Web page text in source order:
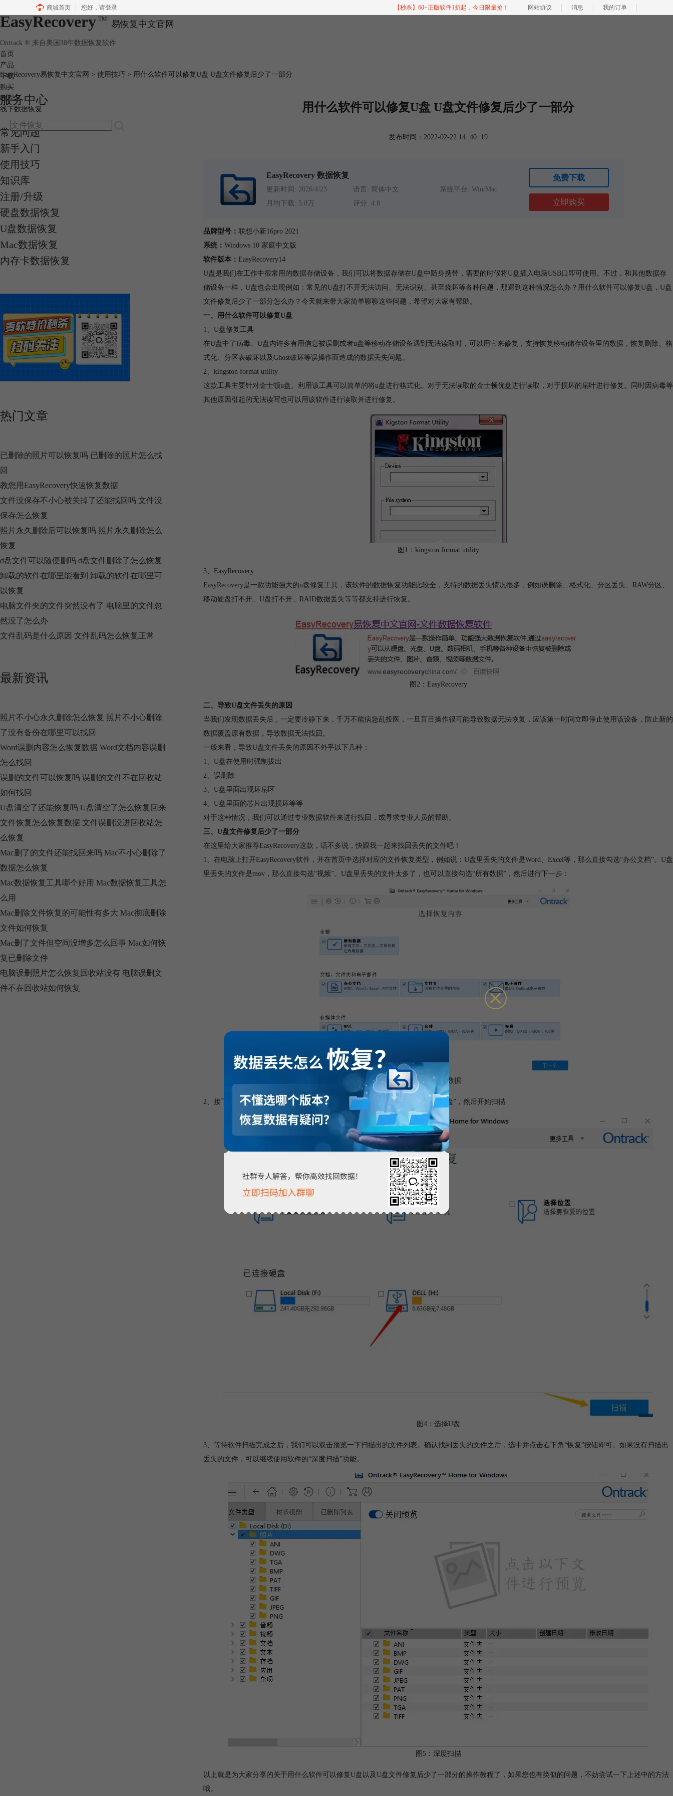
商城首页 您好， 请登录 【秒杀】60+正版软件1折起，今日限量抢！ 网站协议 消息 我的订单
EasyRecovery TM 易恢复中文官网
Ontrack ® 来自美国38年数据恢复软件
首页
产品
下载
购买
教程
线下数据恢复
EasyRecovery易恢复中文官网 > 使用技巧 > 用什么软件可以修复U盘 U盘文件修复后少了一部分
服务中心
常见问题
新手入门
使用技巧
知识库
注册/升级
硬盘数据恢复
U盘数据恢复
Mac数据恢复
内存卡数据恢复
热门文章
已删除的照片可以恢复吗 已删除的照片怎么找
回
教您用EasyRecovery快速恢复数据
文件没保存不小心被关掉了还能找回吗 文件没
保存怎么恢复
照片永久删除后可以恢复吗 照片永久删除怎么
恢复
d盘文件可以随便删吗 d盘文件删除了怎么恢复
卸载的软件在哪里能看到 卸载的软件在哪里可
以恢复
电脑文件夹的文件突然没有了 电脑里的文件忽
然没了怎么办
文件乱码是什么原因 文件乱码怎么恢复正常
最新资讯
照片不小心永久删除怎么恢复 照片不小心删除
了没有备份在哪里可以找回
Word误删内容怎么恢复数据 Word文档内容误删
怎么找回
误删的文件可以恢复吗 误删的文件不在回收站
如何找回
U盘清空了还能恢复吗 U盘清空了怎么恢复回来
文件恢复怎么恢复数据 文件误删没进回收站怎
么恢复
Mac删了的文件还能找回来吗 Mac不小心删除了
数据怎么恢复
Mac数据恢复工具哪个好用 Mac数据恢复工具怎
么用
Mac删除文件恢复的可能性有多大 Mac彻底删除
文件如何恢复
Mac删了文件但空间没增多怎么回事 Mac如何恢
复已删除文件
电脑误删照片怎么恢复回收站没有 电脑误删文
件不在回收站如何恢复
用什么软件可以修复U盘 U盘文件修复后少了一部分
发布时间：2022-02-22 14: 40: 19
EasyRecovery 数据恢复
更新时间: 2026/4/23 语言: 简体中文
系统平台: Win/Mac
月均下载: 5.8万
评分: 4.8
免费下载
立即购买
品牌型号： 联想小新16pro 2021
系统： Windows 10 家庭中文版
软件版本： EasyRecovery14
U盘是我们在工作中很常用的数据存储设备，我们可以将数据存储在U盘中随身携带，需要的时候将U盘插入电脑USB口即可使用。不过，和其他数据存
储设备一样，U盘也会出现例如：常见的U盘打不开无法访问、无法识别、甚至烧坏等各种问题，那遇到这种情况怎么办？用什么软件可以修复U盘，U盘
文件修复后少了一部分怎么办？今天就来带大家简单聊聊这些问题，希望对大家有帮助。
一、用什么软件可以修复U盘
1、U盘修复工具
在U盘中了病毒、U盘内许多有用信息被误删或者u盘等移动存储设备遇到无法读取时，可以用它来修复，支持恢复移动储存设备里的数据，恢复删除、格
式化、分区表破坏以及Ghost破坏等误操作而造成的数据丢失问题。
2、kingston format utility
这款工具主要针对金士顿u盘。利用该工具可以简单的将u盘进行格式化。对于无法读取的金士顿优盘进行读取，对于损坏的扇叶进行修复。同时因病毒等
其他原因引起的无法读写也可以用该软件进行读取并进行修复。
图1：kingston format utility
3、EasyRecovery
EasyRecovery是一款功能强大的u盘修复工具，该软件的数据恢复功能比较全，支持的数据丢失情况很多，例如误删除、格式化、分区丢失、RAW分区、
移动硬盘打不开、U盘打不开、RAID数据丢失等等都支持进行恢复。
图2：EasyRecovery
二、导致U盘文件丢失的原因
当我们发现数据丢失后，一定要冷静下来，千万不能病急乱投医，一旦盲目操作很可能导致数据无法恢复，应该第一时间立即停止使用该设备，防止新的
数据覆盖原有数据，导致数据无法找回。
一般来看，导致U盘文件丢失的原因不外乎以下几种：
1、U盘在使用时强制拔出
2、误删除
3、U盘里面出现坏扇区
4、U盘里面的芯片出现损坏等等
对于这种情况，我们可以通过专业数据软件来进行找回，或寻求专业人员的帮助。
三、U盘文件修复后少了一部分
在这里给大家推荐EasyRecovery这款，话不多说，快跟我一起来找回丢失的文件吧！
1、在电脑上打开EasyRecovery软件，并在首页中选择对应的文件恢复类型，例如说：U盘里丢失的文件是Word、Excel等，那么直接勾选“办公文档”。U盘
里丢失的文件是mov，那么直接勾选“视频”。U盘里丢失的文件太多了，也可以直接勾选“所有数据”，然后进行下一步：
图3：所有数据
2、接下来，要根据丢失的文件，选择对应的文件位置，也就是已经连接好的“U盘”，然后开始扫描
图4：选择U盘
3、等待软件扫描完成之后，我们可以双击预览一下扫描出的文件列表。确认找到丢失的文件之后，选中并点击右下角“恢复”按钮即可。如果没有扫描出
丢失的文件，可以继续使用软件的“深度扫描”功能。
图5：深度扫描
以上就是为大家分享的关于用什么软件可以修复U盘以及U盘文件修复后少了一部分的操作教程了，如果您也有类似的问题，不妨尝试一下上述中的方法
哦。